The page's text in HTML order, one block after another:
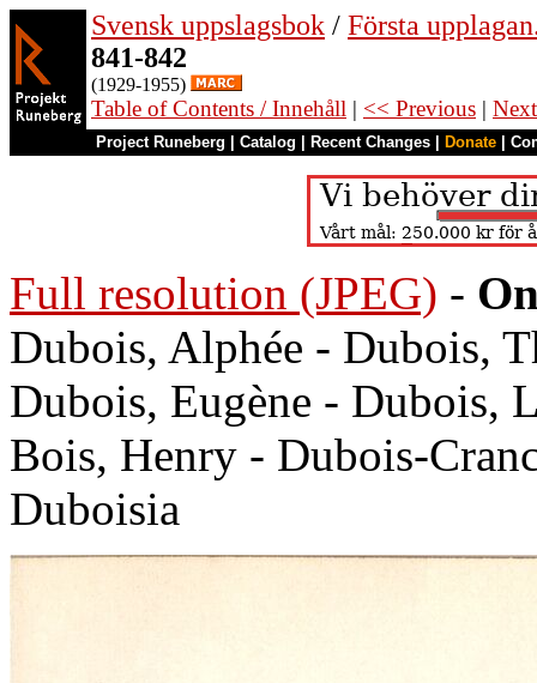
Svensk uppslagsbok / Första
841-842
(1929-1955)
Table of Contents / Innehåll | << Previous |
Project Runeberg Catalog Recent Changes Donate
Full resolution (JPEG) -
Dubois, Alphée - Dubois,
Dubois, Eugène - Dubois,
Bois, Henry - Dubois-
Duboisia